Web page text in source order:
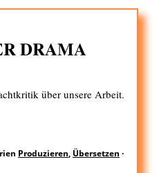
DRAMA
über unsere Arbeit.
Produzieren, Übersetzen ·